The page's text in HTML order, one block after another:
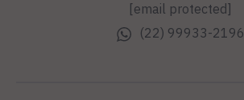
[email protected]
(22) 99933-2196